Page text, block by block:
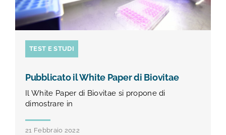
TEST E STUDI
Pubblicato il White Paper di Biovitae
Il White Paper di Biovitae si propone di
dimostrare in
21 Febbraio 2022